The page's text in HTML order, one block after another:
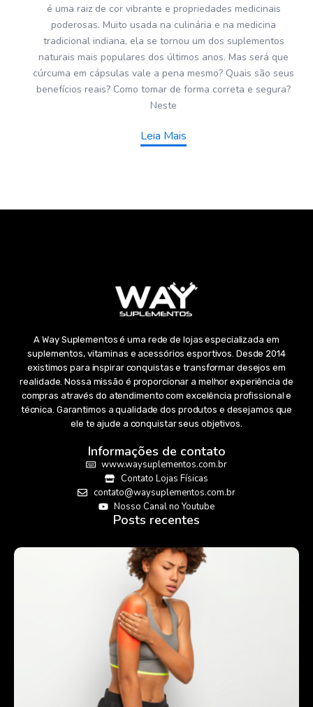
é uma raiz de cor vibrante e propriedades medicinais
poderosas. Muito usada na culinária e na medicina
tradicional indiana, ela se tornou um dos suplementos
naturais mais populares dos últimos anos. Mas será que
cúrcuma em cápsulas vale a pena mesmo? Quais são seus
benefícios reais? Como tomar de forma correta e segura?
Neste
Leia Mais
A Way Suplementos é uma rede de lojas especializada em
suplementos, vitaminas e acessórios esportivos. Desde 2014
existimos para inspirar conquistas e transformar desejos em
realidade. Nossa missão é proporcionar a melhor experiência de
compras através do atendimento com excelência profissional e
técnica. Garantimos a qualidade dos produtos e desejamos que
ele te ajude a conquistar seus objetivos.
Informações de contato
www.waysuplementos.com.br
Contato Lojas Físicas
contato@waysuplementos.com.br
Nosso Canal no Youtube
Posts recentes